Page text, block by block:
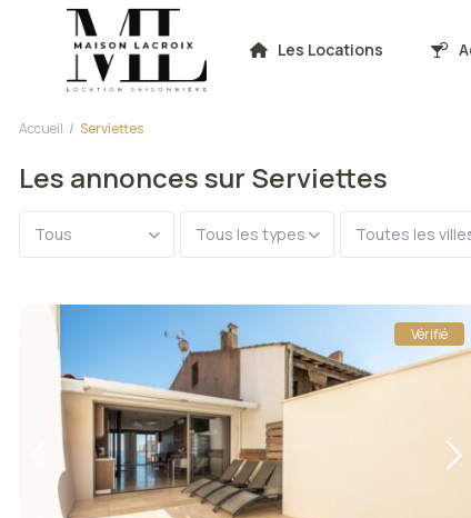
Les Locations
Accueil Serviettes
Les annonces sur Serviettes
Tous Tous les types Toutes les
Vérifié